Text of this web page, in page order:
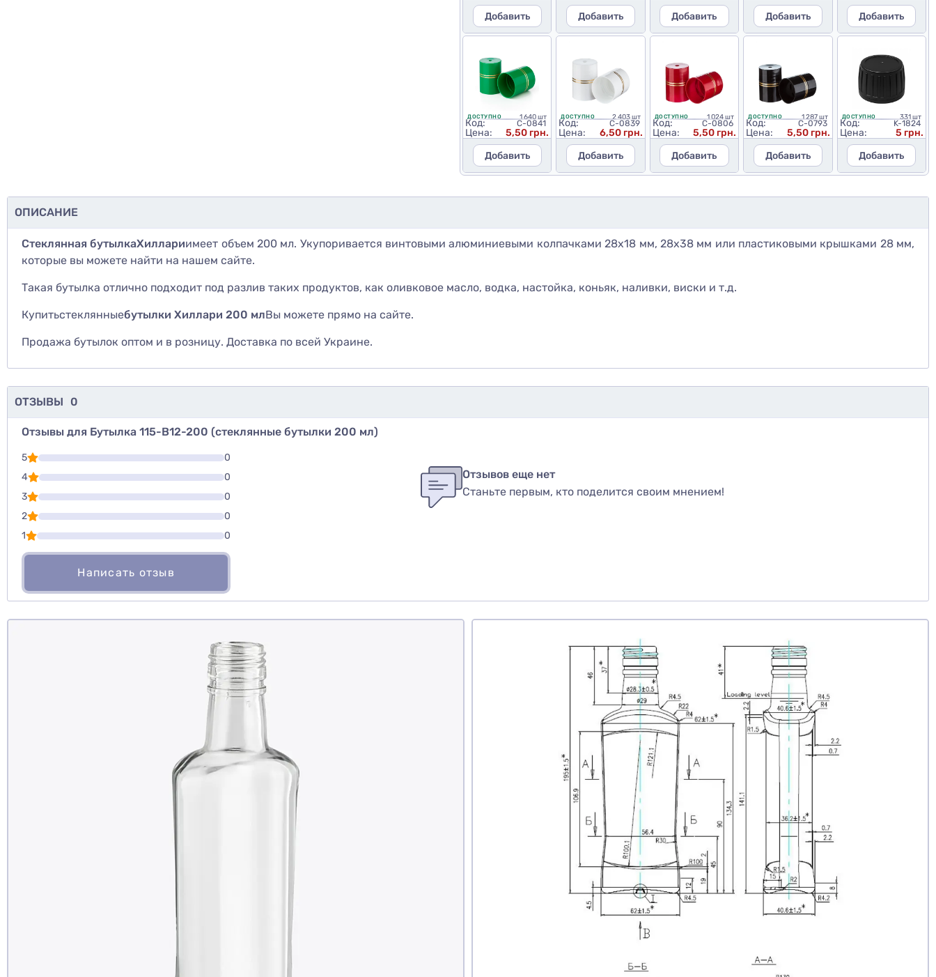
Добавить
Добавить
Добавить
Добавить
Добавить
ДОСТУПНО 1 640 шт
Код: C-0841
Цена:
5,50 грн.
Добавить
ДОСТУПНО 2 403 шт
Код: C-0839
Цена:
6,50 грн.
Добавить
ДОСТУПНО 1 024 шт
Код: C-0806
Цена:
5,50 грн.
Добавить
ДОСТУПНО 1 287 шт
Код: C-0793
Цена:
5,50 грн.
Добавить
ДОСТУПНО 331 шт
Код: K-1824
Цена:
5 грн.
Добавить
ОПИСАНИЕ
Стеклянная бутылкаХиллариимеет объем 200 мл. Укупоривается винтовыми алюминиевыми колпачками 28х18 мм, 28х38 мм или пластиковыми крышками 28 мм,
которые вы можете найти на нашем сайте.
Такая бутылка отлично подходит под разлив таких продуктов, как оливковое масло, водка, настойка, коньяк, наливки, виски и т.д.
Купитьстеклянныебутылки Хиллари 200 млВы можете прямо на сайте.
Продажа бутылок оптом и в розницу. Доставка по всей Украине.
ОТЗЫВЫ 0
Отзывы для Бутылка 115-В12-200 (стеклянные бутылки 200 мл)
5
0
4
0
3
0
2
0
1
0
Написать отзыв
Рекомендуете ли вы этот товар
еще не знаю
Отзывов еще нет
Станьте первым, кто поделится своим мнением!